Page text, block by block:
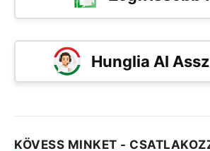
Hunglia AI
KÖVESS MINKET -